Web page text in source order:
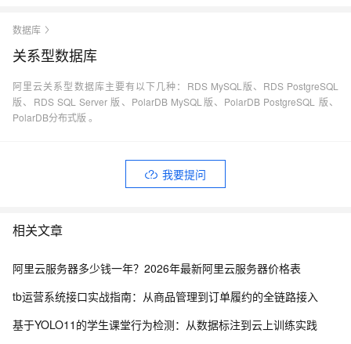
数据库
关系型数据库
阿里云关系型数据库主要有以下几种：RDS MySQL版、RDS PostgreSQL
版、RDS SQL Server 版、PolarDB MySQL版、PolarDB PostgreSQL 版、
PolarDB分布式版 。
我要提问
相关文章
阿里云服务器多少钱一年？2026年最新阿里云服务器价格表
tb运营系统接口实战指南：从商品管理到订单履约的全链路接入
基于YOLO11的学生课堂行为检测：从数据标注到云上训练实践